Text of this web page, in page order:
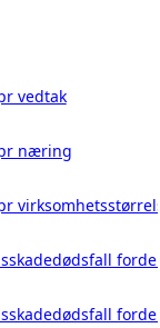
vedtak
næring